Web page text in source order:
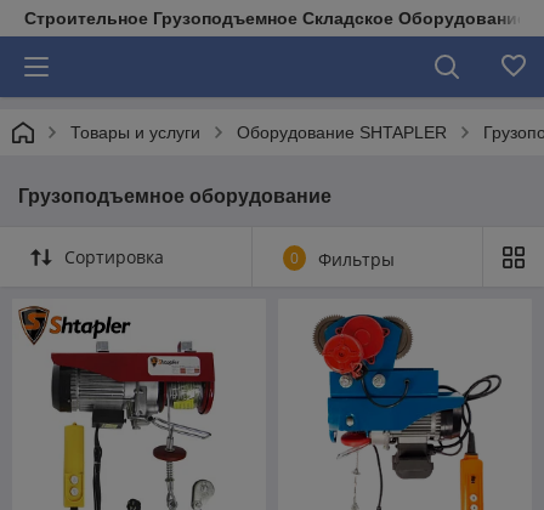
Строительное Грузоподъемное Складское Оборудование
Товары и услуги Оборудование SHTAPLER
Грузоподъемное оборудование
Сортировка 0 Фильтры